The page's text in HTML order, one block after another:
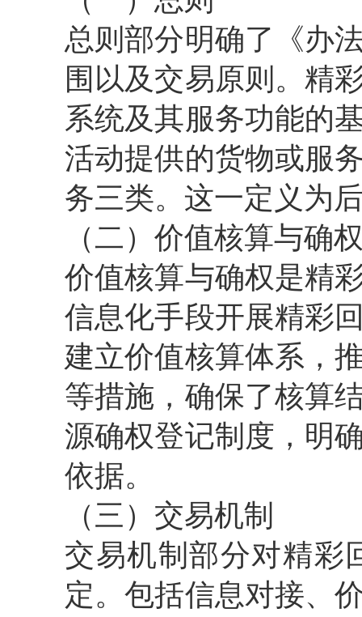
总则部分明确了《办
围以及交易原则。精
系统及其服务功能的
活动提供的货物或服
务三类。这一定义为
（二）价值核算与确
价值核算与确权是精
信息化手段开展精彩
建立价值核算体系，
等措施，确保了核算
源确权登记制度，明
依据。
（三）交易机制
交易机制部分对精彩
定。包括信息对接、